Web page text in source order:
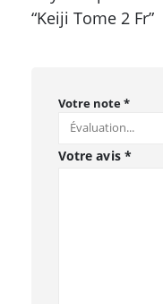
“Keiji Tome 2 Fr”
Votre note*
Votre avis *